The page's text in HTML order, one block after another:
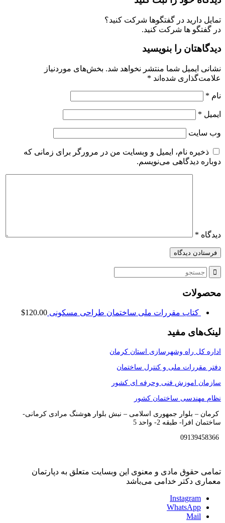
دارید در گفتگوها شرکت کنید؟
گفتگو ها شرکت کنید.
را بنویسید
ایمیل شما منتشر نخواهد شد. بخش‌های موردنیاز
شده‌اند*
*
*
سایت
ذخیره نام، ایمیل و وبسایت من در مرورگر برای زمانی که
دیدگاهی می‌نویسم.
*
کتاب مقررات ملی ساختمان طراحی مسکونی $120.00
مفید
کل راه وشهرسازی استان کرمان
مقررات ملی و کنترل ساختمان
اموزش فنی وحرفه ای کشور
مهندسی ساختمان کشور
– بلوار جمهوری اسلامی – نبش بلوار هوشنگ مرادی کرمانی-
افرا- طبقه 2- واحد 5
حقوق مادی و معنوی این وبسایت متعلق به دپارتمان
دکتر خدامی می‌باشد
Instagram
WhatsApp
Mail